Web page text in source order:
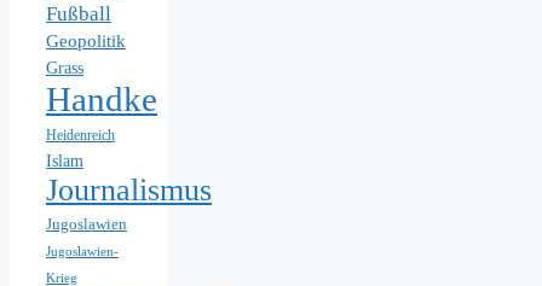
Fußball
Geopolitik
Grass
Handke
Heidenreich
Islam
Journalismus
Jugoslawien
Jugoslawien-
Krieg